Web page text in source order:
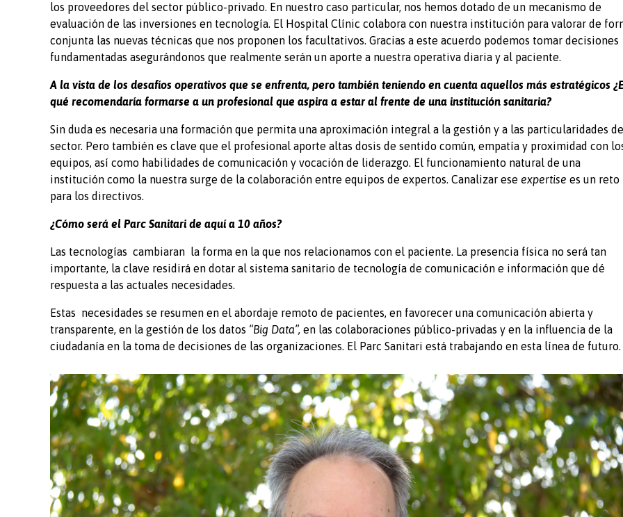
los proveedores del sector público-privado. En nuestro caso particular, nos hemos dotado de un mecanismo de
evaluación de las inversiones en tecnología. El Hospital Clínic colabora con nuestra institución para valorar de
conjunta las nuevas técnicas que nos proponen los facultativos. Gracias a este acuerdo podemos tomar decisiones
fundamentadas asegurándonos que realmente serán un aporte a nuestra operativa diaria y al paciente.
A la vista de los desafíos operativos que se enfrenta, pero también teniendo en cuenta aquellos más estratégicos
qué recomendaría formarse a un profesional que aspira a estar al frente de una institución sanitaria?
Sin duda es necesaria una formación que permita una aproximación integral a la gestión y a las particularidades
sector. Pero también es clave que el profesional aporte altas dosis de sentido común, empatía y proximidad con
equipos, así como habilidades de comunicación y vocación de liderazgo. El funcionamiento natural de una
institución como la nuestra surge de la colaboración entre equipos de expertos. Canalizar ese expertise es un reto
para los directivos.
¿Cómo será el Parc Sanitari de aquí a 10 años?
Las tecnologías cambiaran la forma en la que nos relacionamos con el paciente. La presencia física no será tan
importante, la clave residirá en dotar al sistema sanitario de tecnología de comunicación e información que dé
respuesta a las actuales necesidades.
Estas necesidades se resumen en el abordaje remoto de pacientes, en favorecer una comunicación abierta y
transparente, en la gestión de los datos “Big Data”, en las colaboraciones público-privadas y en la influencia de la
ciudadanía en la toma de decisiones de las organizaciones. El Parc Sanitari está trabajando en esta línea de futuro.